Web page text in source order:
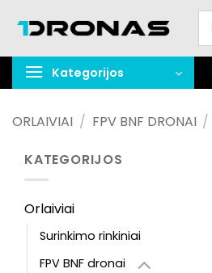
turinį
Kategorijos
ORLAIVIAI / FPV BNF DRONAI /
KATEGORIJOS
Orlaiviai
Surinkimo rinkiniai
FPV BNF dronai